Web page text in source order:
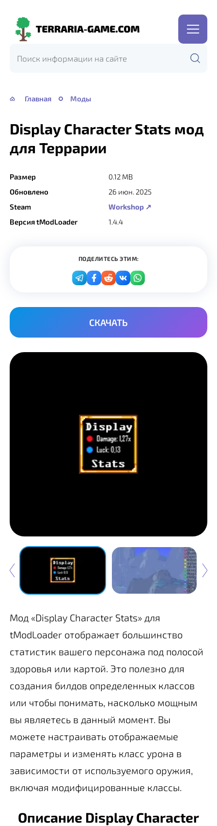
Terraria-
Главная Моды
Display Character Stats мод
для Террарии
Размер
0.12 MB
Обновлено
26 июн. 2025
Steam
Workshop ↗
Версия tModLoader
1.4.4
ПОДЕЛИТЕСЬ ЭТИМ:
СКАЧАТЬ
Мод «Display Character Stats» для
tModLoader отображает большинство
статистик вашего персонажа под полосой
здоровья или картой. Это полезно для
создания билдов определенных классов
или чтобы понимать, насколько мощным
вы являетесь в данный момент. Вы
можете настраивать отображаемые
параметры и изменять класс урона в
зависимости от используемого оружия,
включая модифицированные классы.
Описание Display Character